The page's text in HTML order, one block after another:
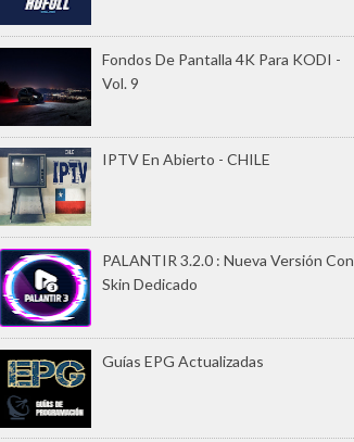
Fondos De Pantalla 4K Para KODI -
Vol. 9
IPTV En Abierto - CHILE
PALANTIR 3.2.0 : Nueva Versión Con
Skin Dedicado
Guías EPG Actualizadas